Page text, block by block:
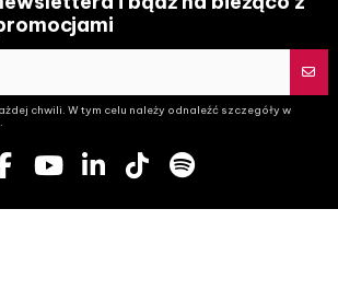
chwili. W tym celu należy odnaleźć szczegóły w